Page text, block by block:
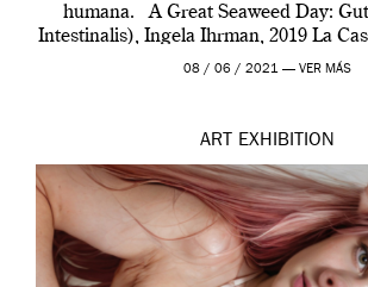
humana. A Great Seaweed Day:
Intestinalis), Ingela Ihrman, 2019 La
Madrid y la Wellcome […]
08 / 06 / 2021 — VER MÁS
ART EXHIBITION